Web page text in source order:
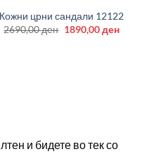
Кожни црни сандали 12122
2690,00ден Original
1890,00ден
и бидете во тек со